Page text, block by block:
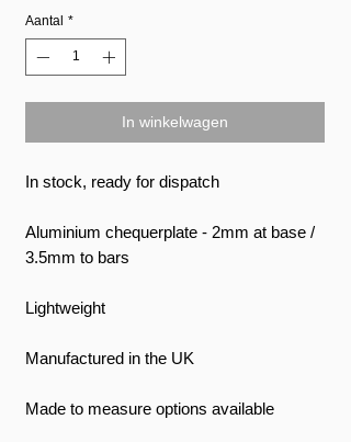
Aantal *
In winkelwagen
In stock, ready for dispatch
Aluminium chequerplate - 2mm at base /
3.5mm to bars
Lightweight
Manufactured in the UK
Made to measure options available